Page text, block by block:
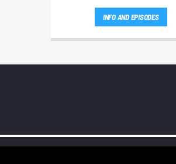
Rute Andrade ou a Bi Silva
contato.
INFO AND EPISODES